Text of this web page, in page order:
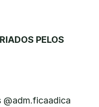
PELOS
@adm.ficaadica